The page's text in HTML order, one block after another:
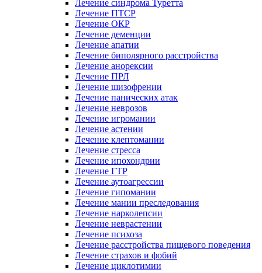
Лечение синдрома Туретта
Лечение ПТСР
Лечение ОКР
Лечение деменции
Лечение апатии
Лечение биполярного расстройства
Лечение анорексии
Лечение ПРЛ
Лечение шизофрении
Лечение панических атак
Лечение неврозов
Лечение игромании
Лечение астении
Лечение клептомании
Лечение стресса
Лечение ипохондрии
Лечение ГТР
Лечение аутоагрессии
Лечение гипомании
Лечение мании преследования
Лечение нарколепсии
Лечение неврастении
Лечение психоза
Лечение расстройства пищевого поведения
Лечение страхов и фобий
Лечение циклотимии